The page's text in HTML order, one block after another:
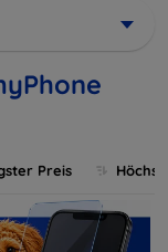
Preis